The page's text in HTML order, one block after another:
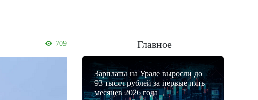
709 Главное
Зарплаты на Урале выросли до
93 тысяч рублей за первые пять
месяцев 2026 года